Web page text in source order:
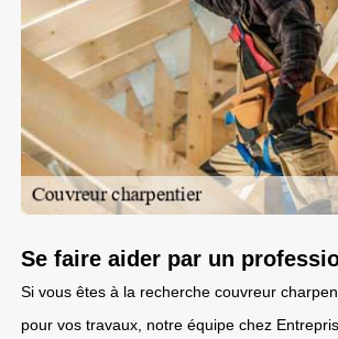
Se faire aider par un
Si vous êtes à la recherche couvreur
pour vos travaux, notre équipe chez